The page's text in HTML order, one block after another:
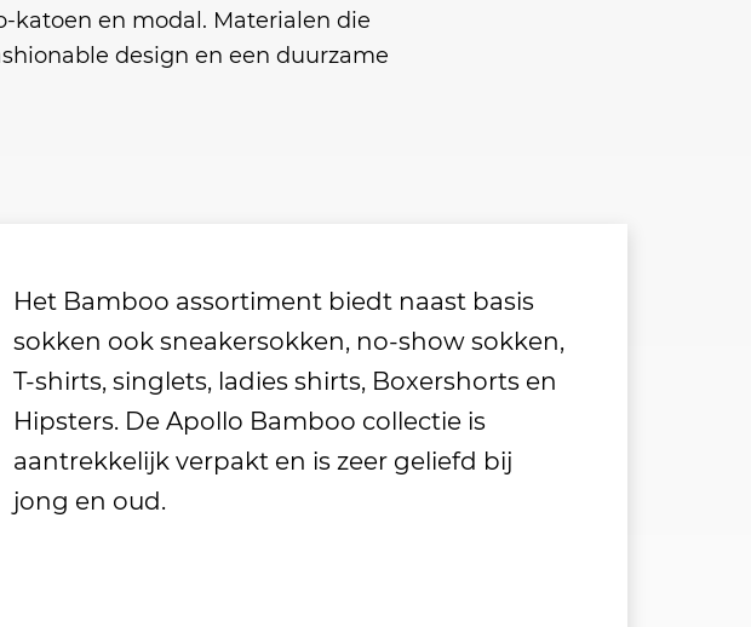
katoen en modal. Materialen die
design en een duurzame
Het Bamboo assortiment biedt naast basis
sokken ook sneakersokken, no-show sokken,
T-shirts, singlets, ladies shirts, Boxershorts en
Hipsters. De Apollo Bamboo collectie is
aantrekkelijk verpakt en is zeer geliefd bij
jong en oud.